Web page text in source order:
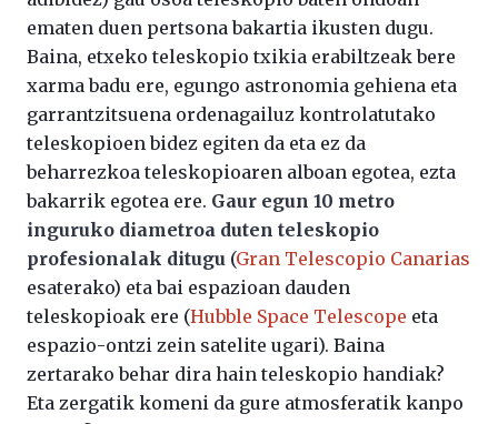
ematen duen pertsona bakartia ikusten dugu.
Baina, etxeko teleskopio txikia erabiltzeak bere
xarma badu ere, egungo astronomia gehiena eta
garrantzitsuena ordenagailuz kontrolatutako
teleskopioen bidez egiten da eta ez da
beharrezkoa teleskopioaren alboan egotea, ezta
bakarrik egotea ere. Gaur egun 10 metro
inguruko diametroa duten teleskopio
profesionalak ditugu (Gran Telescopio Canarias
esaterako) eta bai espazioan dauden
teleskopioak ere (Hubble Space Telescope eta
espazio-ontzi zein satelite ugari). Baina
zertarako behar dira hain teleskopio handiak?
Eta zergatik komeni da gure atmosferatik kanpo